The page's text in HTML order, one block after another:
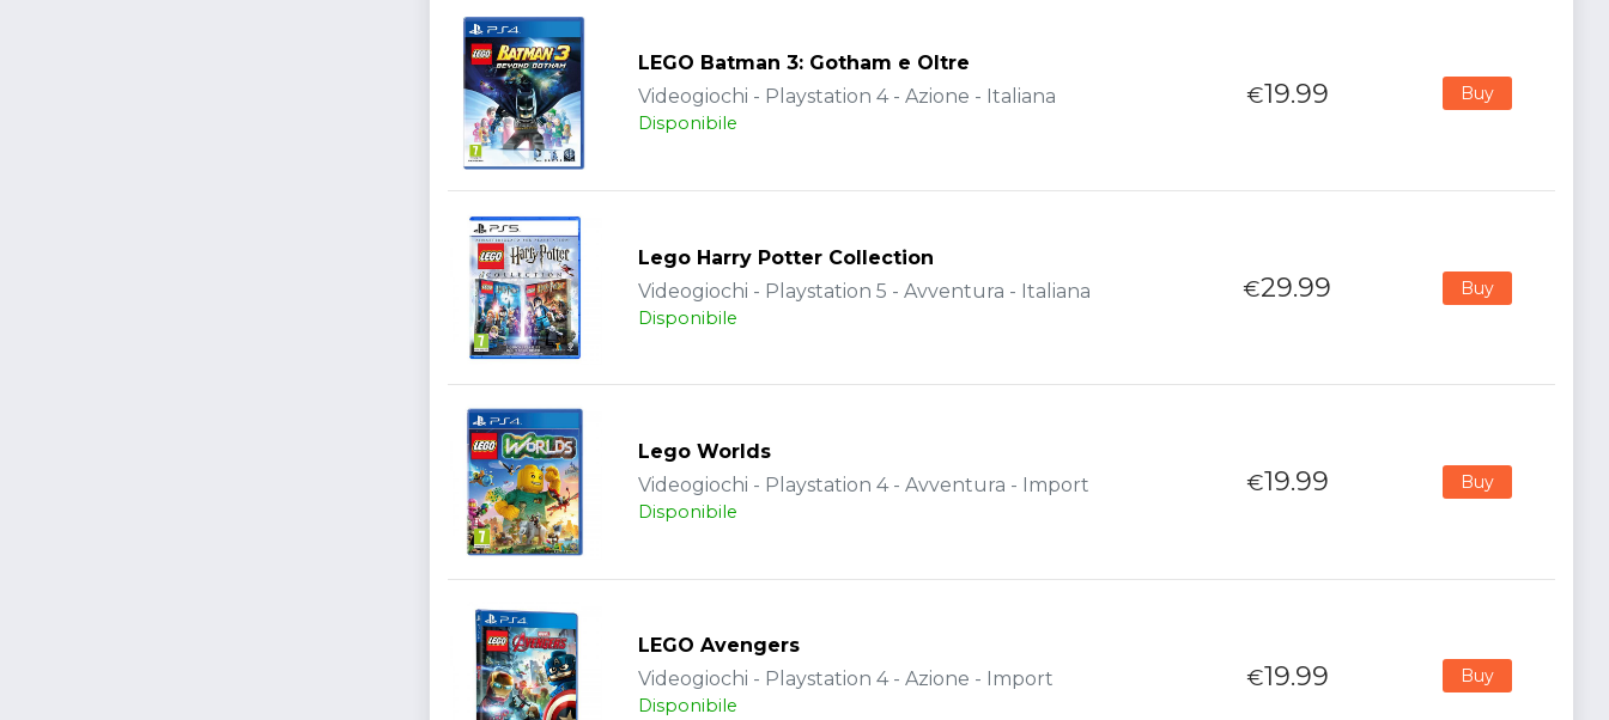
LEGO Batman 3: Gotham e Oltre
Videogiochi - Playstation 4 - Azione - Italiana
Disponibile
€19.99 Buy
Lego Harry Potter Collection
Videogiochi - Playstation 5 - Avventura - Italiana
Disponibile
€29.99 Buy
Lego Worlds
Videogiochi - Playstation 4 - Avventura - Import
Disponibile
€19.99 Buy
LEGO Avengers
Videogiochi - Playstation 4 - Azione - Import
Disponibile
€19.99 Buy